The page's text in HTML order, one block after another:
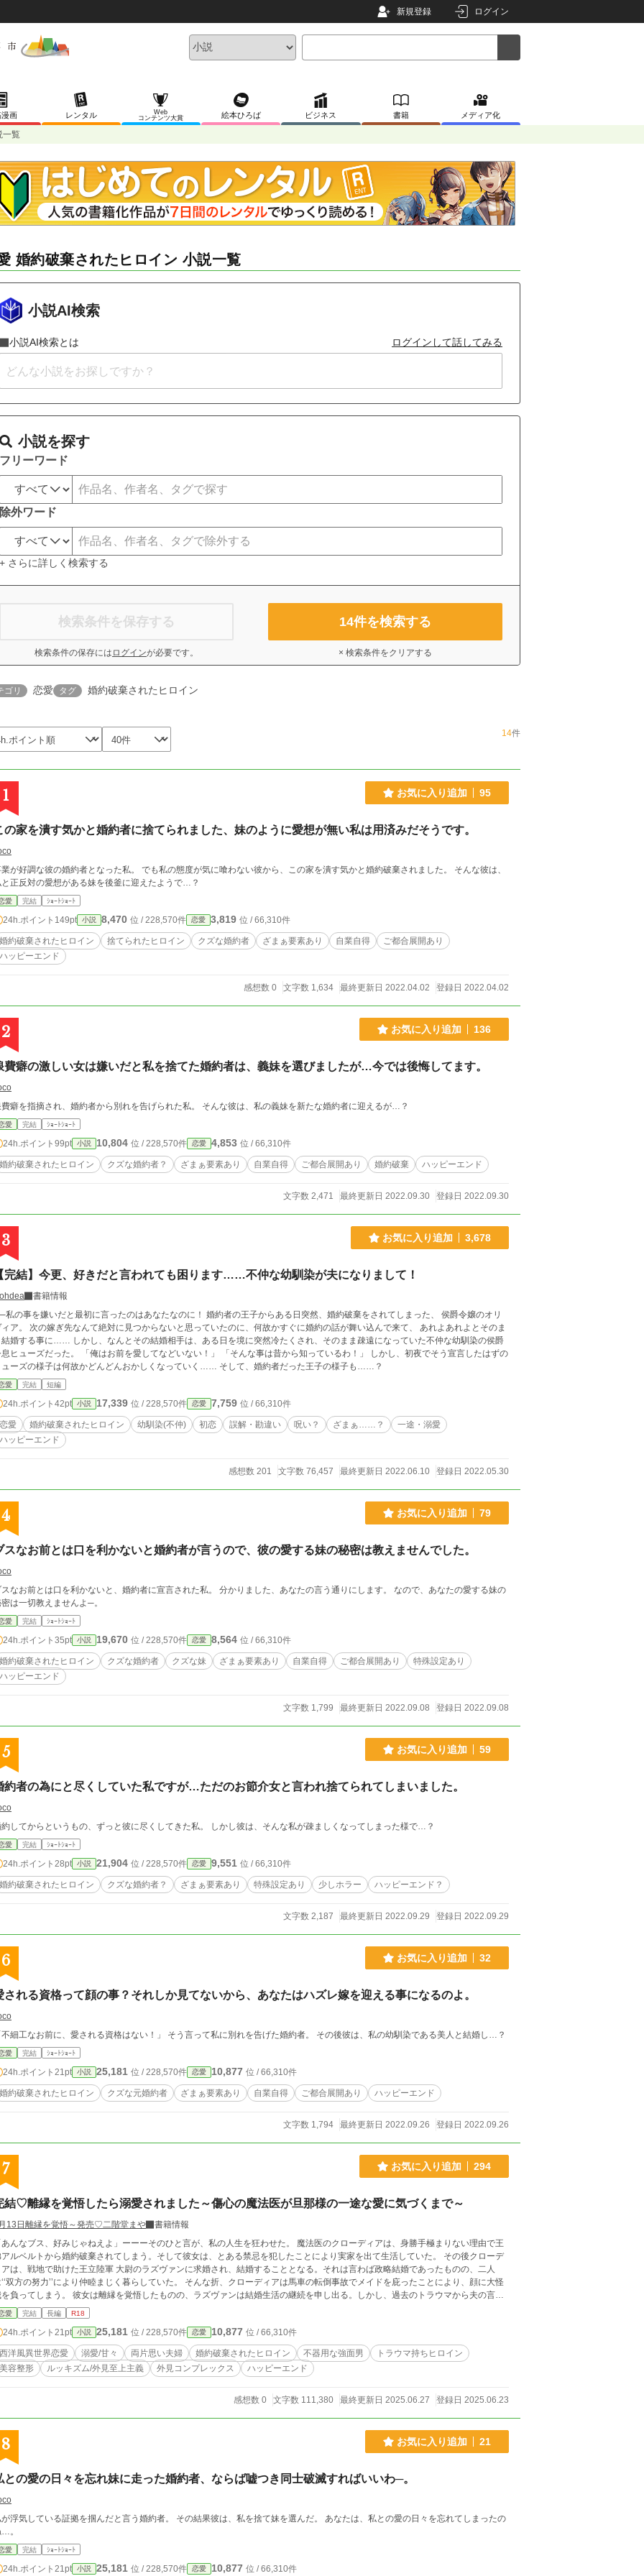
新規登録 ログイン
画 レンタル
Web
コンテンツ大賞
絵本ひろば ビジネス 書籍 メディア化
一覧
婚約破棄されたヒロイン 小説一覧
小説AI検索
小説AI検索とは ログインして話してみる
小説を探す
フリーワード
除外ワード
+ さらに詳しく検索する
検索条件を保存する
検索条件の保存には ログインが必要です。
14件を検索する
× 検索条件をクリアする
ゴリ 恋愛 タグ 婚約破棄されたヒロイン
14件
1 お気に入り追加 95
の家を潰す気かと婚約者に捨てられました、妹のように愛想が無い私は用済みだそうです。
が好調な彼の婚約者となった私。 でも私の態度が気に喰わない彼から、この家を潰す気かと婚約破棄されました。 そんな彼は、
正反対の愛想がある妹を後釜に迎えたようで…？
愛 完結 ｼｮｰﾄｼｮｰﾄ
24h.ポイント 149pt 小説 8,470 位 / 228,570件 恋愛 3,819 位 / 66,310件
婚約破棄されたヒロイン 捨てられたヒロイン クズな婚約者 ざまぁ要素あり 自業自得
ご都合展開あり
ハッピーエンド
感想数 0 文字数 1,634 最終更新日 2022.04.02 登録日 2022.04.02
2 お気に入り追加 136
費癖の激しい女は嫌いだと私を捨てた婚約者は、義妹を選びましたが…今では後悔してます。
癖を指摘され、婚約者から別れを告げられた私。 そんな彼は、私の義妹を新たな婚約者に迎えるが…？
愛 完結 ｼｮｰﾄｼｮｰﾄ
24h.ポイント 99pt 小説 10,804 位 / 228,570件 恋愛 4,853 位 / 66,310件
婚約破棄されたヒロイン クズな婚約者？ ざまぁ要素あり 自業自得 ご都合展開あり 婚約破棄 ハッピーエンド
文字数 2,471 最終更新日 2022.09.30 登録日 2022.09.30
3 お気に入り追加 3,678
完結】今更、好きだと言われても困ります……不仲な幼馴染が夫になりまして！
書籍情報
事を嫌いだと最初に言ったのはあなたなのに！ 婚約者の王子からある日突然、婚約破棄をされてしまった、 侯爵令嬢のオリ
ア。 次の嫁ぎ先なんて絶対に見つからないと思っていたのに、何故かすぐに婚約の話が舞い込んで来て、 あれよあれよとそのま
…… しかし、なんとその結婚相手は、ある日を境に突然冷たくされ、そのまま疎遠になっていた不仲な幼馴染の侯爵
った。 「俺はお前を愛してなどいない！」 「そんな事は昔から知っているわ！」 しかし、初夜でそう宣言したはずの
ューズの様子は何故かどんどんおかしくなっていく…… そして、婚約者だった王子の様子も……？
愛 完結 短編
24h.ポイント 42pt 小説 17,339 位 / 228,570件 恋愛 7,759 位 / 66,310件
恋愛 婚約破棄されたヒロイン 幼馴染(不仲) 初恋 誤解・勘違い 呪い？ ざまぁ……？
一途・溺愛
ハッピーエンド
感想数 201 文字数 76,457 最終更新日 2022.06.10 登録日 2022.05.30
4 お気に入り追加 79
スなお前とは口を利かないと婚約者が言うので、彼の愛する妹の秘密は教えませんでした。
なお前とは口を利かないと、婚約者に宣言された私。 分かりました、あなたの言う通りにします。 なので、あなたの愛する妹の
は一切教えませんよ─。
愛 完結 ｼｮｰﾄｼｮｰﾄ
24h.ポイント 35pt 小説 19,670 位 / 228,570件 恋愛 8,564 位 / 66,310件
婚約破棄されたヒロイン クズな婚約者 クズな妹 ざまぁ要素あり 自業自得 ご都合展開あり
特殊設定あり
ハッピーエンド
文字数 1,799 最終更新日 2022.09.08 登録日 2022.09.08
5 お気に入り追加 59
約者の為にと尽くしていた私ですが…ただのお節介女と言われ捨てられてしまいました。
してからというもの、ずっと彼に尽くしてきた私。 しかし彼は、そんな私が疎ましくなってしまった様で…？
愛 完結 ｼｮｰﾄｼｮｰﾄ
24h.ポイント 28pt 小説 21,904 位 / 228,570件 恋愛 9,551 位 / 66,310件
婚約破棄されたヒロイン クズな婚約者？ ざまぁ要素あり 特殊設定あり 少しホラー ハッピーエンド？
文字数 2,187 最終更新日 2022.09.29 登録日 2022.09.29
6 お気に入り追加 32
される資格って顔の事？それしか見てないから、あなたはハズレ嫁を迎える事になるのよ。
細工なお前に、愛される資格はない！」 そう言って私に別れを告げた婚約者。 その後彼は、私の幼馴染である美人と結婚し…？
愛 完結 ｼｮｰﾄｼｮｰﾄ
24h.ポイント 21pt 小説 25,181 位 / 228,570件 恋愛 10,877 位 / 66,310件
婚約破棄されたヒロイン クズな元婚約者 ざまぁ要素あり 自業自得 ご都合展開あり ハッピーエンド
文字数 1,794 最終更新日 2022.09.26 登録日 2022.09.26
7 お気に入り追加 294
結♡離縁を覚悟したら溺愛されました～傷心の魔法医が旦那様の一途な愛に気づくまで～
13日離縁を覚悟～発売♡二階堂まや
書籍情報
んなブス、好みじゃねえよ」ーーーそのひと言が、私の人生を狂わせた。 魔法医のクローディアは、身勝手極まりない理由で王
ルベルトから婚約破棄されてしまう。そして彼女は、とある禁忌を犯したことにより実家を出て生活していた。 その後クローデ
は、戦地で助けた王立陸軍 大尉のラズヴァンに求婚され、結婚することとなる。それは言わば政略結婚であったものの、二人
双方の努力’’により仲睦まじく暮らしていた。 そんな折、クローディアは馬車の転倒事故でメイドを庇ったことにより、顔に大怪
負ってしまう。 彼女は離縁を覚悟したものの、ラズヴァンは結婚生活の継続を申し出る。しかし、過去のトラウマから夫の言葉
じきれないクローディアは、ラズヴァンに対してあるとんでもない要求をしたのだが……？ +「お前を愛することはない(意訳)」
言われて婚約破棄されたヒロインが、紆余曲折あって幸せになる話です。 +♡→R18
愛 完結 長編 R18
24h.ポイント 21pt 小説 25,181 位 / 228,570件 恋愛 10,877 位 / 66,310件
西洋風異世界恋愛 溺愛/甘々 両片思い夫婦 婚約破棄されたヒロイン 不器用な強面男
トラウマ持ちヒロイン
美容整形
ルッキズム/外見至上主義 外見コンプレックス ハッピーエンド
感想数 0 文字数 111,380 最終更新日 2025.06.27 登録日 2025.06.23
8 お気に入り追加 21
との愛の日々を忘れ妹に走った婚約者、ならば嘘つき同士破滅すればいいわ─。
浮気している証拠を掴んだと言う婚約者。 その結果彼は、私を捨て妹を選んだ。 あなたは、私との愛の日々を忘れてしまったの
。
愛 完結 ｼｮｰﾄｼｮｰﾄ
24h.ポイント 21pt 小説 25,181 位 / 228,570件 恋愛 10,877 位 / 66,310件